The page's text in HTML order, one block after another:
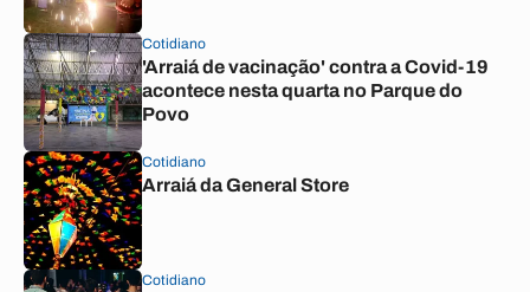
Cotidiano
'Arraiá de vacinação' contra a Covid-19
acontece nesta quarta no Parque do
Povo
Cotidiano
Arraiá da General Store
Cotidiano